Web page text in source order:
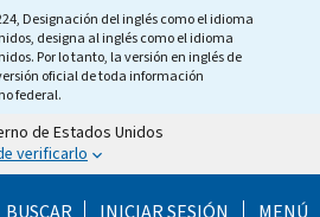
Designación del inglés como el idioma
designa al inglés como el idioma
Por lo tanto, la versión en inglés de
oficial de toda información
federal.
de Estados Unidos
verificarlo
BUSCAR INICIAR SESIÓN MENÚ